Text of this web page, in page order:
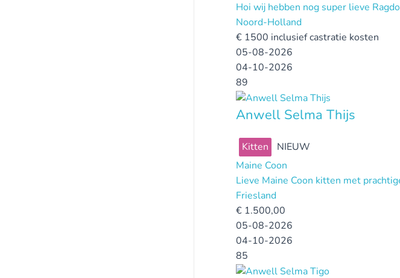
Hoi wij hebben nog super lieve
Noord-Holland
€ 1500 inclusief castratie kosten
05-08-2026
04-10-2026
89
Anwell Selma Thijs
Kitten
NIEUW
Maine Coon
Lieve Maine Coon kitten met
Friesland
€ 1.500,00
05-08-2026
04-10-2026
85